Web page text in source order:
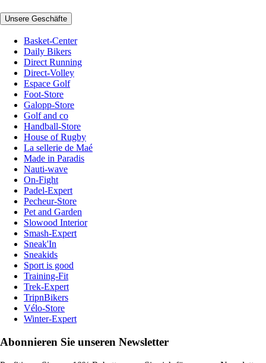
Unsere Geschäfte
Basket-Center
Daily Bikers
Direct Running
Direct-Volley
Espace Golf
Foot-Store
Galopp-Store
Golf and co
Handball-Store
House of Rugby
La sellerie de Maé
Made in Paradis
Nauti-wave
On-Fight
Padel-Expert
Pecheur-Store
Pet and Garden
Slowood Interior
Smash-Expert
Sneak'In
Sneakids
Sport is good
Training-Fit
Trek-Expert
TripnBikers
Vélo-Store
Winter-Expert
Abonnieren Sie unseren Newsletter